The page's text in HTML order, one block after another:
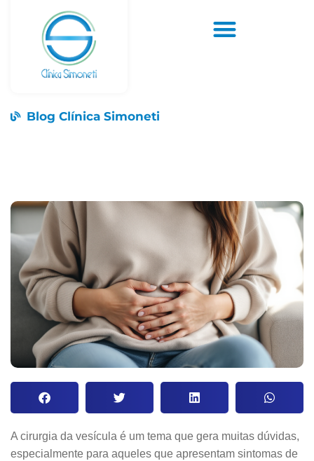
Blog Clínica Simoneti
A cirurgia da vesícula é um tema que gera muitas dúvidas,
especialmente para aqueles que apresentam sintomas de